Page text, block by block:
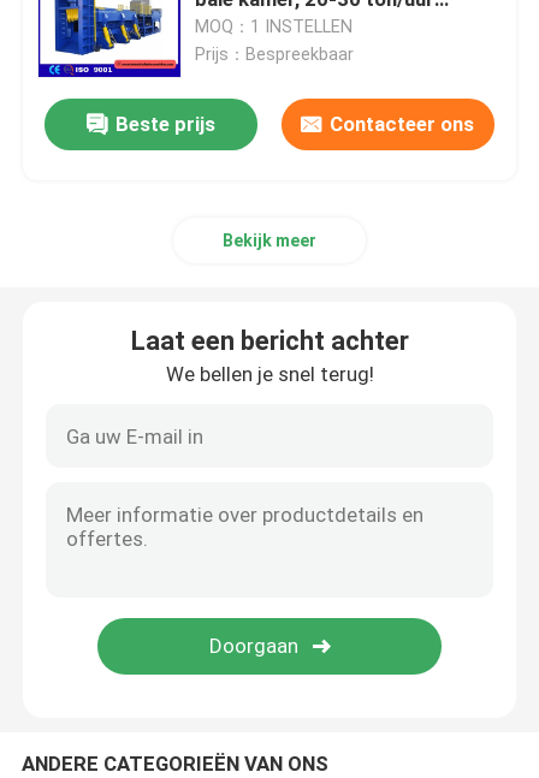
Verticale Persmachine
Horizontale Persmachine
Schrootpersmachine
Metalen briketteerpers
Schroot Scherende Machine
Brugscheerbeurt
schrootmaalmachine
verwerkingscapaciteit, ideaal
voor metaal smeltinstallaties
MOQ：1 INSTELLEN
Prijs：Bespreekbaar
Beste prijs Contacteer ons
Bekijk meer
Laat een bericht achter
We bellen je snel terug!
ANDERE CATEGORIEËN VAN ONS